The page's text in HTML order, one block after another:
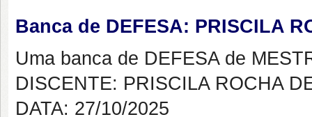
Banca de DEFESA: PRISCILA
Uma banca de DEFESA de
DISCENTE: PRISCILA ROCHA
DATA: 27/10/2025